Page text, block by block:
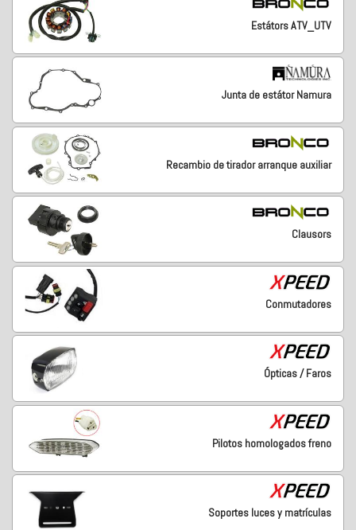
Estátors ATV_UTV
Junta de estátor Namura
Recambio de tirador arranque auxiliar
Clausors
Conmutadores
Ópticas / Faros
Pilotos homologados freno
Soportes luces y matrículas